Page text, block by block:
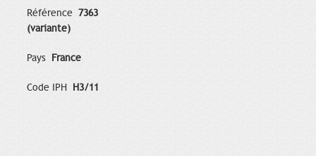
Référence 7363
(variante)
Pays France
Code IPH H3/11